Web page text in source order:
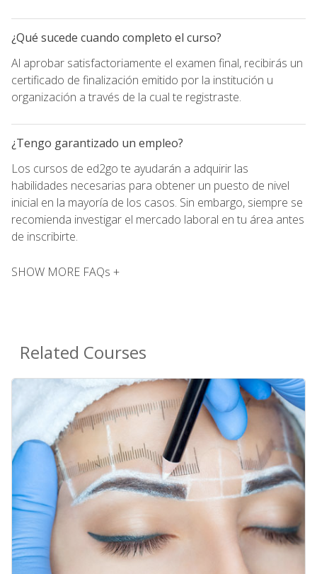
¿Qué sucede cuando completo el curso?
Al aprobar satisfactoriamente el examen final, recibirás un
certificado de finalización emitido por la institución u
organización a través de la cual te registraste.
¿Tengo garantizado un empleo?
Los cursos de ed2go te ayudarán a adquirir las
habilidades necesarias para obtener un puesto de nivel
inicial en la mayoría de los casos. Sin embargo, siempre se
recomienda investigar el mercado laboral en tu área antes
de inscribirte.
SHOW MORE FAQs +
Related Courses